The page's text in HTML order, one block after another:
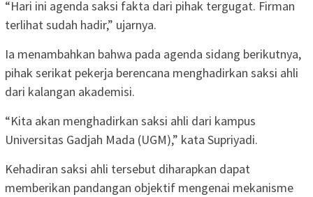
“Hari ini agenda saksi fakta dari pihak tergugat. Firman
terlihat sudah hadir,” ujarnya.
Ia menambahkan bahwa pada agenda sidang berikutnya,
pihak serikat pekerja berencana menghadirkan saksi ahli
dari kalangan akademisi.
“Kita akan menghadirkan saksi ahli dari kampus
Universitas Gadjah Mada (UGM),” kata Supriyadi.
Kehadiran saksi ahli tersebut diharapkan dapat
memberikan pandangan objektif mengenai mekanisme